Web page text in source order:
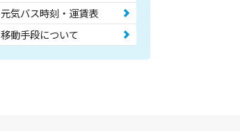
元気バス時刻・運賃表
移動手段について